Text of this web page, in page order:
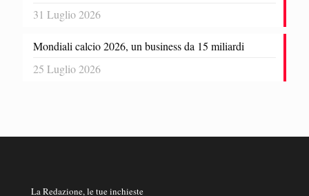
31 Luglio 2026
Mondiali calcio 2026, un business da 15 miliardi
25 Luglio 2026
La Redazione, le tue inchieste